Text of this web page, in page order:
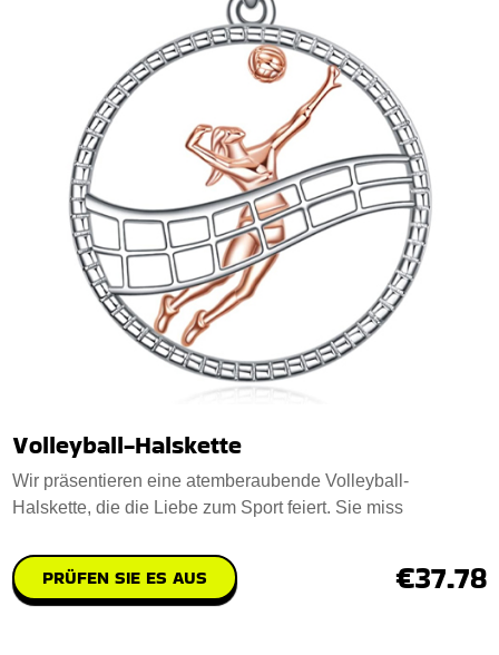
Volleyball-Halskette
Wir präsentieren eine atemberaubende Volleyball-
Halskette, die die Liebe zum Sport feiert. Sie miss
PRÜFEN SIE ES AUS €37.78